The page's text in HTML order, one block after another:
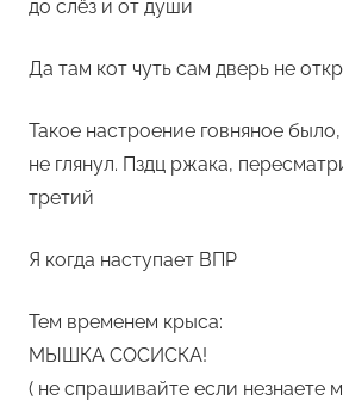
до слёз и от души
Да там кот чуть сам дверь не
Такое настроение говняное
не глянул. Пздц ржака,
третий
Я когда наступает ВПР
Тем временем крыса:
МЫШКА СОСИСКА!
( не спрашивайте если незнаете